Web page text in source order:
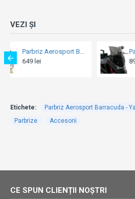
VEZI ȘI
Parbriz Aerosport Barracuda - Honda Hornet 750 (2023)
890 lei
499 lei
Etichete:
Parbriz Aerosport Barracuda -
Parbrize
Accesorii
CE SPUN CLIENȚII NOȘTRI